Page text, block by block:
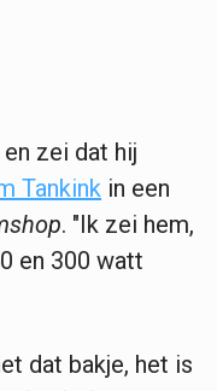
zei dat hij
Tankink in een
. "Ik zei hem,
en 300 watt
dat bakje, het is